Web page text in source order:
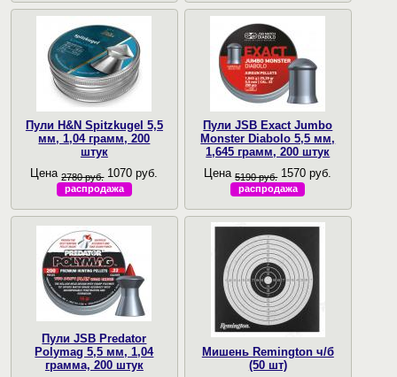
Пули H&N Spitzkugel 5,5
мм, 1,04 грамм, 200
штук
Цена2780 руб. 1070 руб.
распродажа
Пули JSB Exact Jumbo
Monster Diabolo 5,5 мм,
1,645 грамм, 200 штук
Цена5190 руб. 1570 руб.
распродажа
Пули JSB Predator
Polymag 5,5 мм, 1,04
грамма, 200 штук
Мишень Remington ч/б
(50 шт)